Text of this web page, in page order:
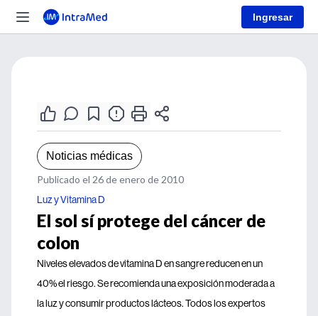
Ingresar
Noticias médicas
Publicado el 26 de enero de 2010
Luz y Vitamina D
El sol sí protege del cáncer de
colon
Niveles elevados de vitamina D en sangre reducen en un
40% el riesgo. Se recomienda una exposición moderada a
la luz y consumir productos lácteos. Todos los expertos